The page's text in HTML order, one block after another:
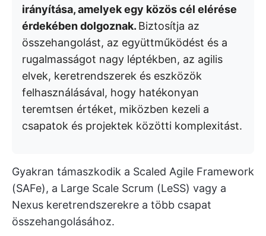
irányítása, amelyek egy közös cél elérése
érdekében dolgoznak. Biztosítja az
összehangolást, az együttműködést és a
rugalmasságot nagy léptékben, az agilis
elvek, keretrendszerek és eszközök
felhasználásával, hogy hatékonyan
teremtsen értéket, miközben kezeli a
csapatok és projektek közötti komplexitást.
Gyakran támaszkodik a Scaled Agile Framework
(SAFe), a Large Scale Scrum (LeSS) vagy a
Nexus keretrendszerekre a több csapat
összehangolásához.